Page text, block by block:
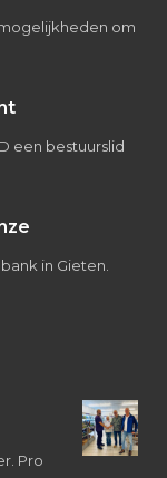
om
een bestuurslid
in Gieten.
Pro